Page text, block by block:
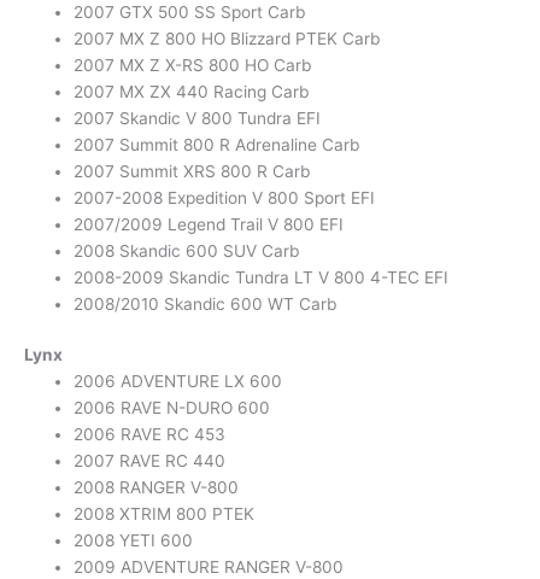
2007 GTX 500 SS Sport Carb
2007 MX Z 800 HO Blizzard PTEK Carb
2007 MX Z X-RS 800 HO Carb
2007 MX ZX 440 Racing Carb
2007 Skandic V 800 Tundra EFI
2007 Summit 800 R Adrenaline Carb
2007 Summit XRS 800 R Carb
2007-2008 Expedition V 800 Sport EFI
2007/2009 Legend Trail V 800 EFI
2008 Skandic 600 SUV Carb
2008-2009 Skandic Tundra LT V 800 4-TEC EFI
2008/2010 Skandic 600 WT Carb
Lynx
2006 ADVENTURE LX 600
2006 RAVE N-DURO 600
2006 RAVE RC 453
2007 RAVE RC 440
2008 RANGER V-800
2008 XTRIM 800 PTEK
2008 YETI 600
2009 ADVENTURE RANGER V-800